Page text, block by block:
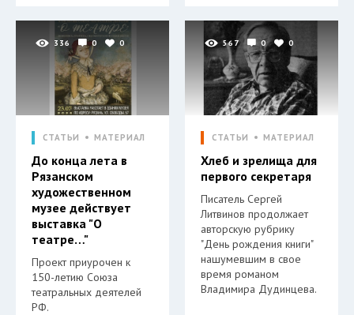
336 0 0
СТАТЬИ МАТЕРИАЛ
До конца лета в
Рязанском
художественном
музее действует
выставка "О
театре…"
Проект приурочен к
150-летию Союза
театральных деятелей
РФ.
567 0 0
СТАТЬИ МАТЕРИАЛ
Хлеб и зрелища для
первого секретаря
Писатель Сергей
Литвинов продолжает
авторскую рубрику
"День рождения книги"
нашумевшим в свое
время романом
Владимира Дудинцева.